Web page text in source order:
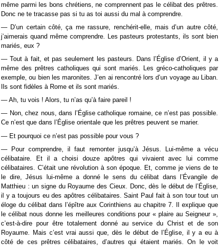
même parmi les bons chrétiens, ne comprennent pas le célibat des prêtres.
Donc ne te tracasse pas si tu as toi aussi du mal à comprendre.
— D’un certain côté, ça me rassure, renchérit-elle, mais d’un autre côté,
j’aimerais quand même comprendre. Les pasteurs protestants, ils sont bien
mariés, eux ?
— Tout à fait, et pas seulement les pasteurs. Dans l’Église d’Orient, il y a
même des prêtres catholiques qui sont mariés. Les gréco-catholiques par
exemple, ou bien les maronites. J’en ai rencontré lors d’un voyage au Liban.
Ils sont fidèles à Rome et ils sont mariés.
— Ah, tu vois ! Alors, tu n’as qu’à faire pareil !
— Non, chez nous, dans l’Église catholique romaine, ce n’est pas possible.
Ce n’est que dans l’Église orientale que les prêtres peuvent se marier.
— Et pourquoi ce n’est pas possible pour vous ?
— Pour comprendre, il faut remonter jusqu’à Jésus. Lui-même a vécu
célibataire. Et il a choisi douze apôtres qui vivaient avec lui comme
célibataires. C’était une révolution à son époque. Et, comme je viens de te
le dire, Jésus lui-même a donné le sens du célibat dans l’Évangile de
Matthieu : un signe du Royaume des Cieux. Donc, dès le début de l’Église,
il y a toujours eu des apôtres célibataires. Saint Paul fait à son tour tout un
éloge du célibat dans l’épître aux Corinthiens au chapitre 7. Il explique que
le célibat nous donne les meilleures conditions pour « plaire au Seigneur »,
c’est-à-dire pour être totalement donné au service du Christ et de son
Royaume. Mais c’est vrai aussi que, dès le début de l’Église, il y a eu à
côté de ces prêtres célibataires, d’autres qui étaient mariés. On le voit